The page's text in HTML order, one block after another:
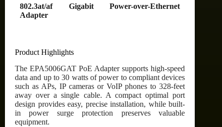
802.3at/af Gigabit Power-over-Ethernet
Adapter
Product Highlights
The EPA5006GAT PoE Adapter supports high-speed
data and up to 30 watts of power to compliant devices
such as APs, IP cameras or VoIP phones to 328-feet
away over a single cable. A compact optimal port
design provides easy, precise installation, while built-
in power surge protection preserves valuable
equipment.